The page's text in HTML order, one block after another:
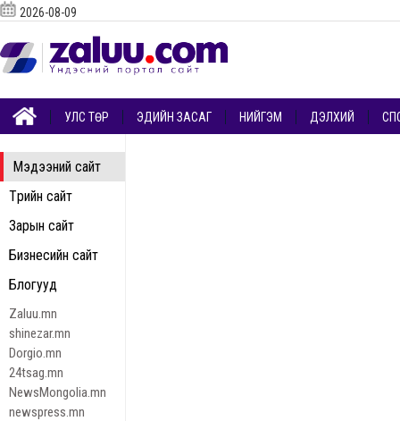
Мэдээний сайт
Төрийн сайт
Зарын сайт
Бизнесийн сайт
Блогууд
Zaluu.mn
shinezar.mn
Dorgio.mn
24tsag.mn
NewsMongolia.mn
newspress.mn
2026-08-09
УЛС ТӨР ЭДИЙН ЗАСАГ НИЙГЭМ ДЭЛХИЙ